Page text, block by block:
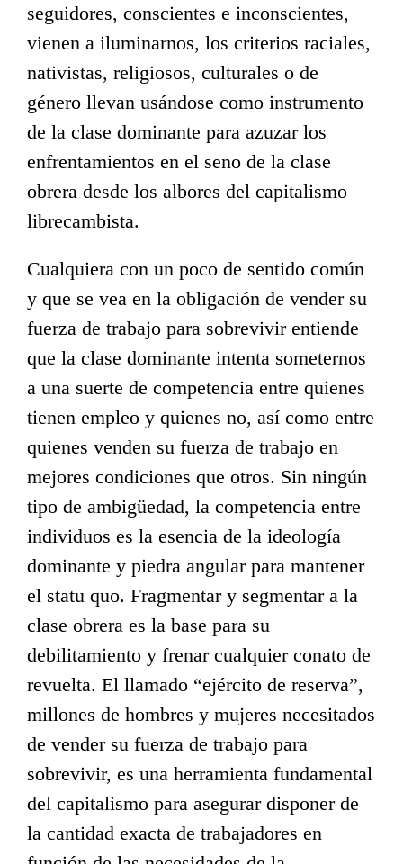
seguidores, conscientes e inconscientes,
vienen a iluminarnos, los criterios raciales,
nativistas, religiosos, culturales o de
género llevan usándose como instrumento
de la clase dominante para azuzar los
enfrentamientos en el seno de la clase
obrera desde los albores del capitalismo
librecambista.
Cualquiera con un poco de sentido común
y que se vea en la obligación de vender su
fuerza de trabajo para sobrevivir entiende
que la clase dominante intenta someternos
a una suerte de competencia entre quienes
tienen empleo y quienes no, así como entre
quienes venden su fuerza de trabajo en
mejores condiciones que otros. Sin ningún
tipo de ambigüedad, la competencia entre
individuos es la esencia de la ideología
dominante y piedra angular para mantener
el statu quo. Fragmentar y segmentar a la
clase obrera es la base para su
debilitamiento y frenar cualquier conato de
revuelta. El llamado “ejército de reserva”,
millones de hombres y mujeres necesitados
de vender su fuerza de trabajo para
sobrevivir, es una herramienta fundamental
del capitalismo para asegurar disponer de
la cantidad exacta de trabajadores en